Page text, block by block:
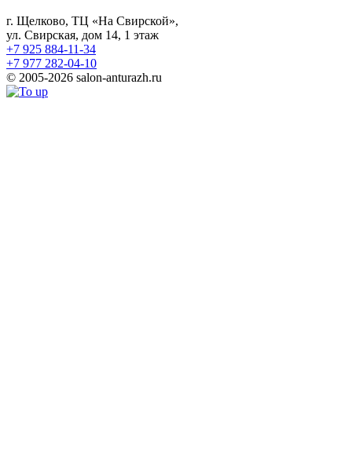
г. Щелково, ТЦ «На Свирской»,
ул. Свирская, дом 14, 1 этаж
+7 925 884-11-34
+7 977 282-04-10
© 2005-2026 salon-anturazh.ru